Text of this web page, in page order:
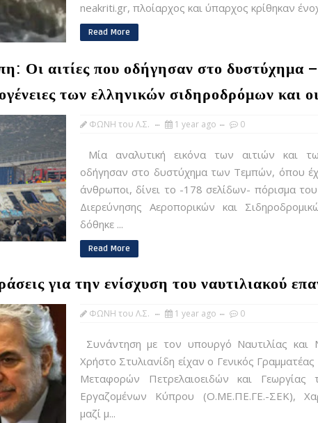
neakriti.gr, πλοίαρχος και ύπαρχος κρίθηκαν
Read More
Οι αιτίες που οδήγησαν στο δυστύχημα
των ελληνικών σιδηροδρόμων και
ΦΩΝΗ του Λ.Σ. 1 year ago 0
Μία αναλυτική εικόνα των αιτιών και
οδήγησαν στο δυστύχημα των Τεμπών, όπου
άνθρωποι, δίνει το -178 σελίδων- πόρισμα
Διερεύνησης Αεροπορικών και
δόθηκε ...
Read More
για την ενίσχυση του ναυτιλιακού
ΦΩΝΗ του Λ.Σ. 1 year ago 0
Συνάντηση με τον υπουργό Ναυτιλίας και
Χρήστο Στυλιανίδη είχαν ο Γενικός
Μεταφορών Πετρελαιοειδών και Γεωργίας
Εργαζομένων Κύπρου (Ο.ΜΕ.ΠΕ.ΓΕ.-ΣΕΚ),
μαζί μ...